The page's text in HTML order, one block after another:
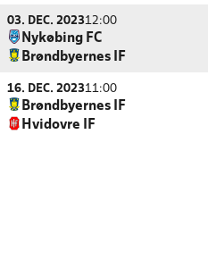
03. DEC. 202312:00
Nykøbing FC
Brøndbyernes IF
16. DEC. 202311:00
Brøndbyernes IF
Hvidovre IF